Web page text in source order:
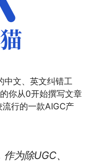
中文、英文纠错工
你从0开始撰写文章
行的一款AIGC产
为除UGC、